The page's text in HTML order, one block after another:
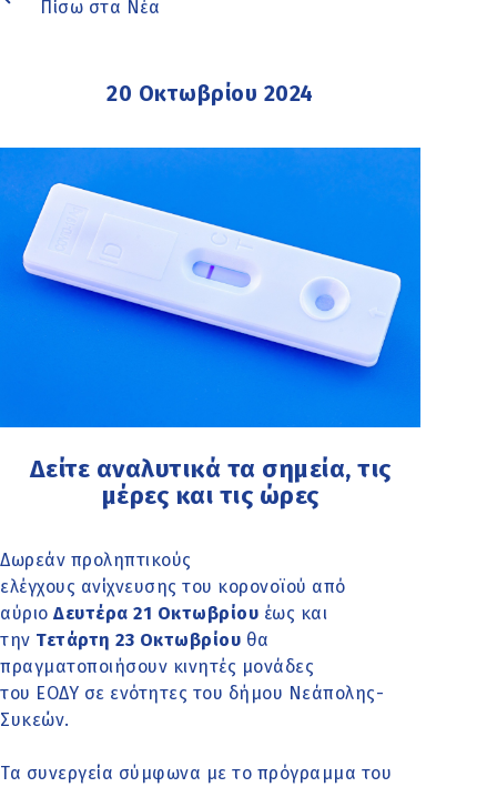
Πίσω στα Νέα
20 Οκτωβρίου 2024
Δείτε αναλυτικά τα σημεία, τις
μέρες και τις ώρες
Δωρεάν προληπτικούς
ελέγχους ανίχνευσης του κορονοϊού από
αύριο Δευτέρα 21 Οκτωβρίου έως και
την Τετάρτη 23 Οκτωβρίου θα
πραγματοποιήσουν κινητές μονάδες
του ΕΟΔΥ σε ενότητες του δήμου Νεάπολης-
Συκεών.
Τα συνεργεία σύμφωνα με το πρόγραμμα του